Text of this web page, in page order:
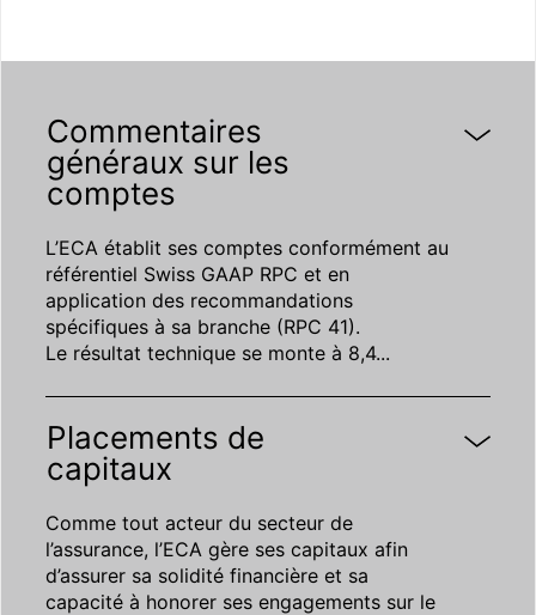
Commentaires
généraux sur les
comptes
L’ECA établit ses comptes conformément au
référentiel Swiss GAAP RPC et en
application des recommandations
spécifiques à sa branche (RPC 41).
Le résultat technique se monte à 8,4...
Placements de
capitaux
Comme tout acteur du secteur de
l’assurance, l’ECA gère ses capitaux afin
d’assurer sa solidité financière et sa
capacité à honorer ses engagements sur le